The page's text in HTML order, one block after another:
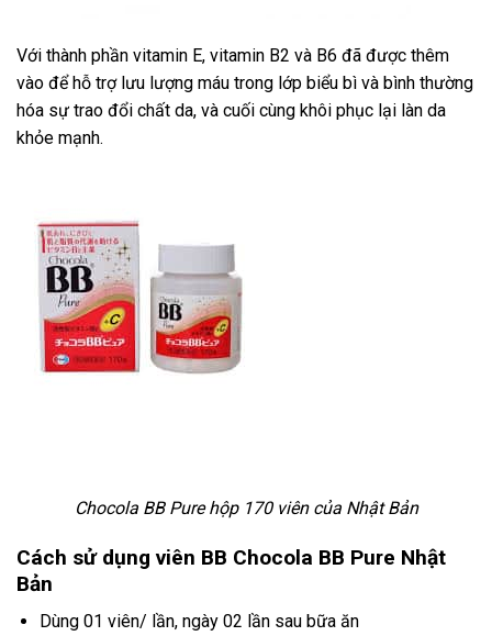
Với thành phần vitamin E, vitamin B2 và B6 đã được thêm
vào để hỗ trợ lưu lượng máu trong lớp biểu bì và bình thường
hóa sự trao đổi chất da, và cuối cùng khôi phục lại làn da
khỏe mạnh.
Chocola BB Pure hộp 170 viên của Nhật Bản
Cách sử dụng viên BB Chocola BB Pure Nhật
Bản
Dùng 01 viên/ lần, ngày 02 lần sau bữa ăn